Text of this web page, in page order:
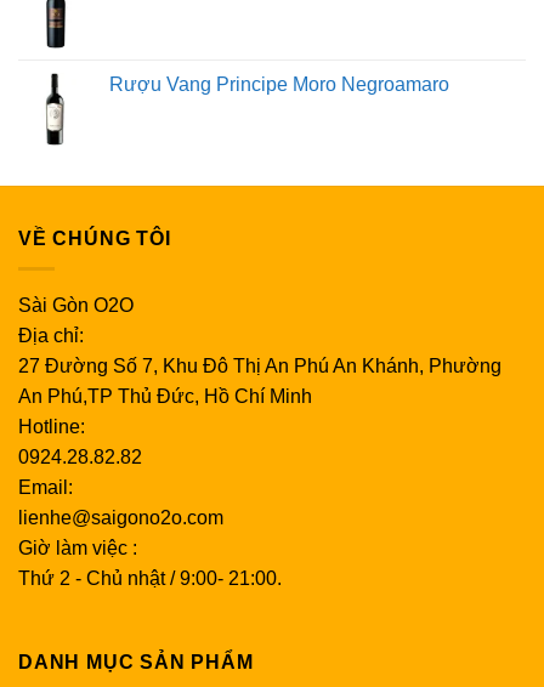
Rượu Vang Principe Moro Negroamaro
VỀ CHÚNG TÔI
Sài Gòn O2O
Địa chỉ:
27 Đường Số 7, Khu Đô Thị An Phú An Khánh, Phường
An Phú,TP Thủ Đức, Hồ Chí Minh
Hotline:
0924.28.82.82
Email:
lienhe@saigono2o.com
Giờ làm việc :
Thứ 2 - Chủ nhật / 9:00- 21:00.
DANH MỤC SẢN PHẨM